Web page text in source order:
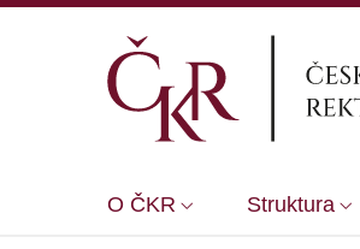
O ČKR Struktura